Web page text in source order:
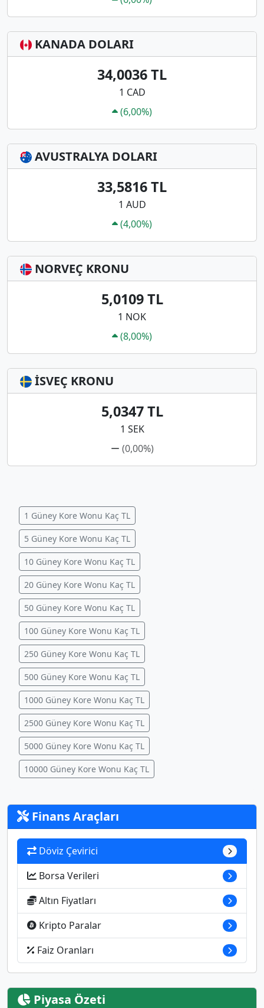
KANADA DOLARI
34,0036 TL
1 CAD
(6,00%)
AVUSTRALYA DOLARI
33,5816 TL
1 AUD
(4,00%)
NORVEÇ KRONU
5,0109 TL
1 NOK
(8,00%)
İSVEÇ KRONU
5,0347 TL
1 SEK
(0,00%)
1 Güney Kore Wonu Kaç TL
5 Güney Kore Wonu Kaç TL
10 Güney Kore Wonu Kaç TL
20 Güney Kore Wonu Kaç TL
50 Güney Kore Wonu Kaç TL
100 Güney Kore Wonu Kaç TL
250 Güney Kore Wonu Kaç TL
500 Güney Kore Wonu Kaç TL
1000 Güney Kore Wonu Kaç TL
2500 Güney Kore Wonu Kaç TL
5000 Güney Kore Wonu Kaç TL
10000 Güney Kore Wonu Kaç TL
Finans Araçları
Döviz Çevirici
Borsa Verileri
Altın Fiyatları
Kripto Paralar
Faiz Oranları
Piyasa Özeti